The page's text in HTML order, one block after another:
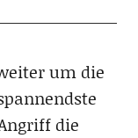
um die
die